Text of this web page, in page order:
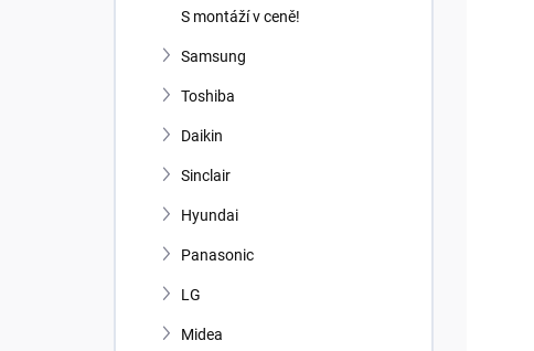
S montáží v ceně!
Samsung
Toshiba
Daikin
Sinclair
Hyundai
Panasonic
LG
Midea